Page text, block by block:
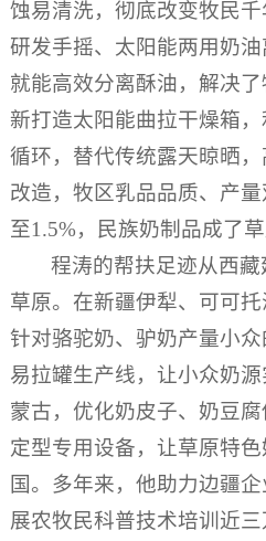
蚀易清洗，彻底改变牧民千
研发手摇、太阳能两用奶
就能高效分离酥油，解决
新打造太阳能曲拉干燥箱
循环，替代传统露天晾晒
改造，牧区乳品品质、产
至1.5%，民族奶制品成了
程涛的帮扶足迹从西
草原。在新疆伊犁、可可托
针对骆驼奶、驴奶产量小
易拉罐生产线，让小众奶
蒙古，优化奶皮子、奶豆腐
定型专用设备，让草原特
国。多年来，他助力边疆
展农牧民科普技术培训近